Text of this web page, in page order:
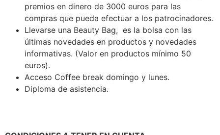
premios en dinero de 3000 euros para las
compras que pueda efectuar a los patrocinadores.
Llevarse una Beauty Bag, es la bolsa con las
últimas novedades en productos y novedades
informativas. (Valor en productos mínimo 50
euros).
Acceso Coffee break domingo y lunes.
Diploma de asistencia.